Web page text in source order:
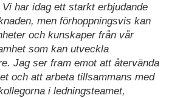
har idag ett starkt erbjudande
men förhoppningsvis kan
och kunskaper från vår
som kan utveckla
Jag ser fram emot att återvända
och att arbeta tillsammans med
i ledningsteamet,